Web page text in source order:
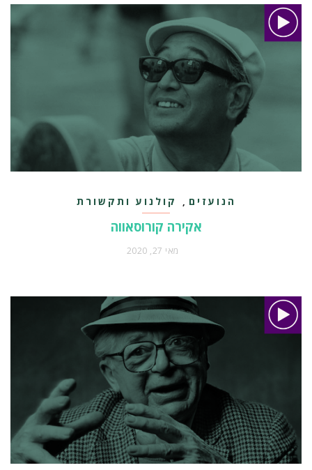
הנועזים , קולנוע ותקשורת
אקירה קורוסאווה
מאי 27, 2020